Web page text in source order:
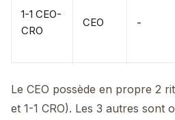
1-1 CEO-
CRO
CEO -
Le CEO possède en propre 2
et 1-1 CRO). Les 3 autres sont